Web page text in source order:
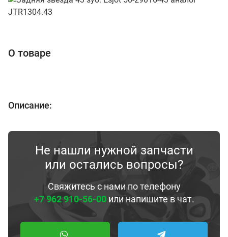
О товаре
Описание:
Не нашли нужной запчасти
или остались вопросы?
Свяжитесь с нами по телефону
+7 962 910-56-00или напишите в чат.